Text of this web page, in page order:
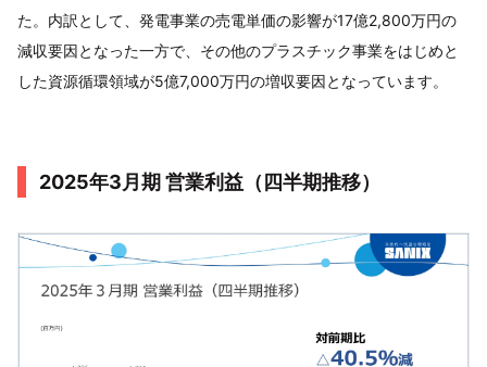
た。内訳として、発電事業の売電単価の影響が17億2,800万円の
減収要因となった一方で、その他のプラスチック事業をはじめと
した資源循環領域が5億7,000万円の増収要因となっています。
2025年3月期 営業利益（四半期推移）